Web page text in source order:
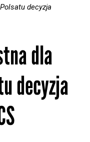
decyzja
dla
decyzja